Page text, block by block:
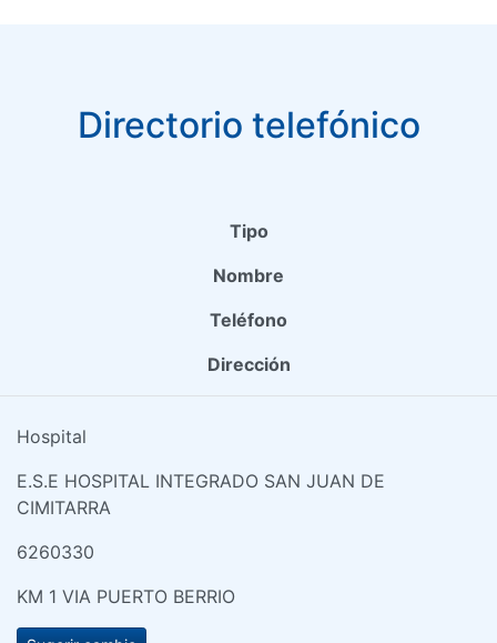
Directorio telefónico
Tipo
Nombre
Teléfono
Dirección
Hospital
E.S.E HOSPITAL INTEGRADO SAN JUAN DE
CIMITARRA
6260330
KM 1 VIA PUERTO BERRIO